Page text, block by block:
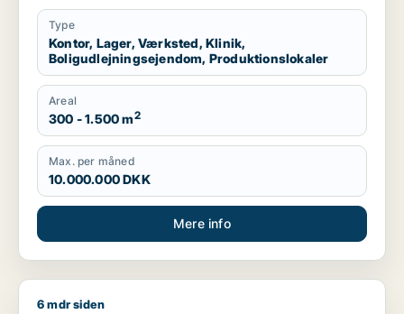
Type
Kontor, Lager, Værksted, Klinik,
Boligudlejningsejendom, Produktionslokaler
Areal
300 - 1.500 m2
Max. per måned
10.000.000 DKK
Mere info
Bmdcconsult@gmail.com søger værksted, restaurant,
6 mdr siden